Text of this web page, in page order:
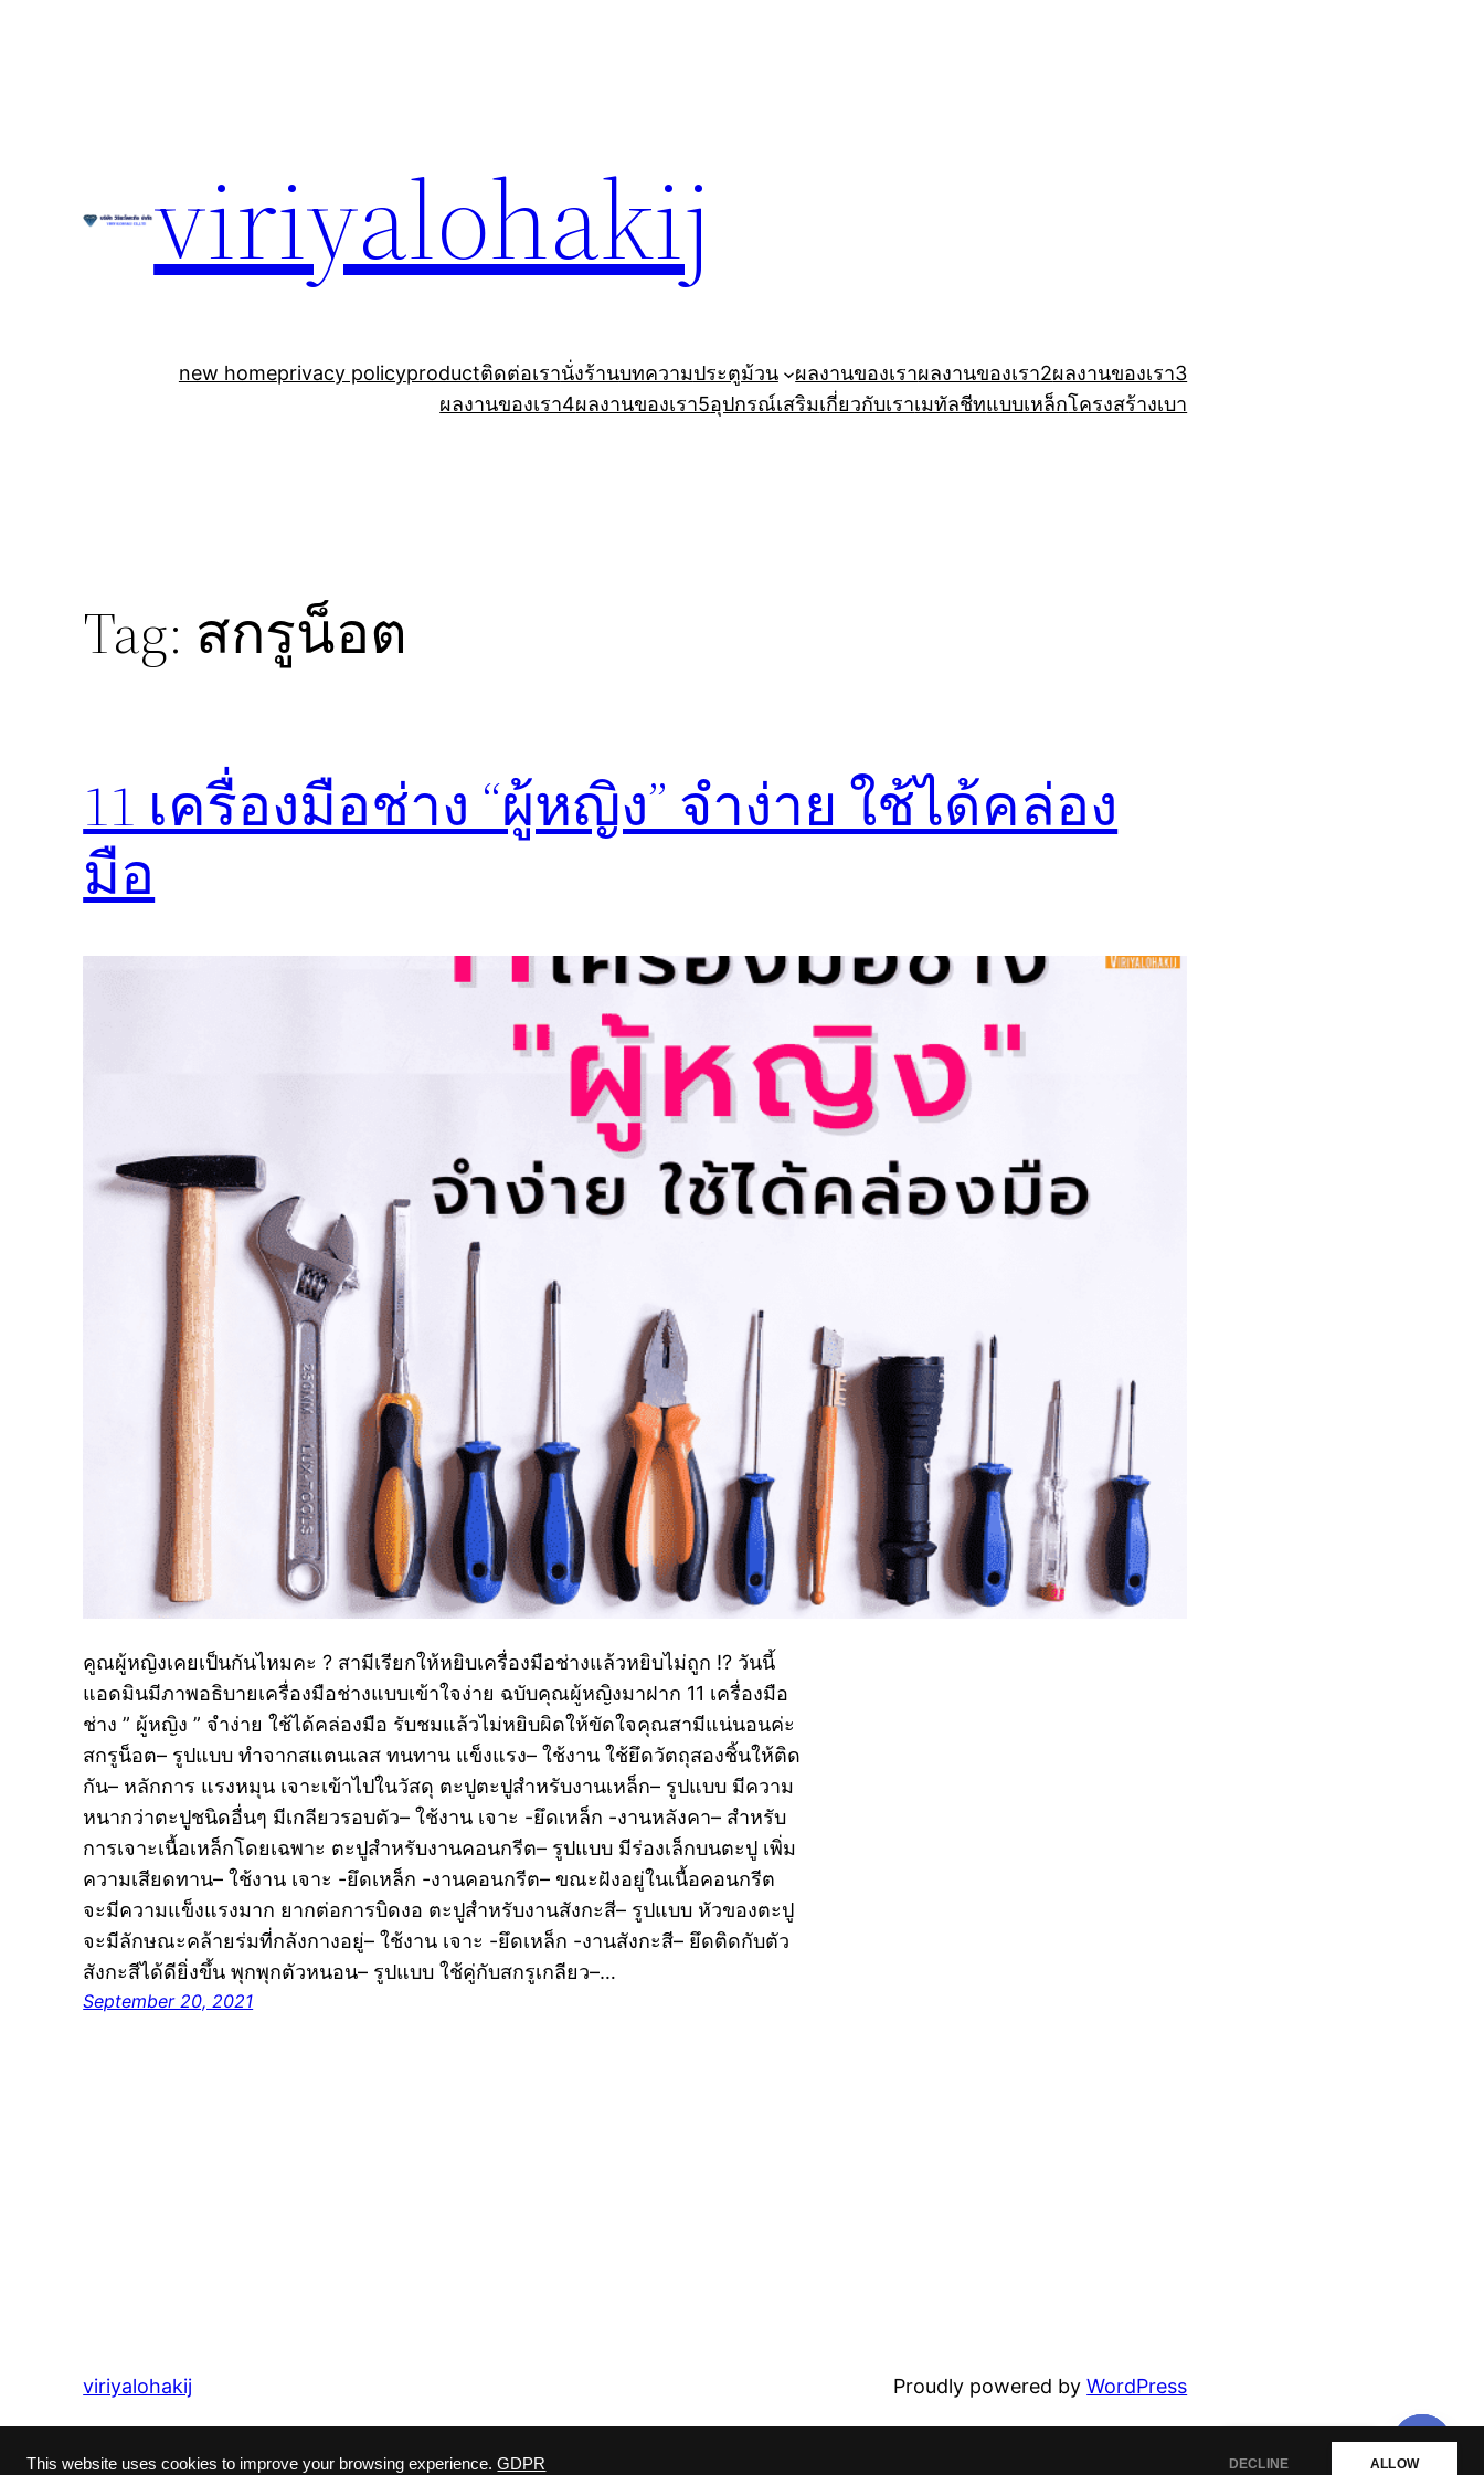
This website uses cookies to improve your browsing experience. GDPR DECLINE ALLOW
viriyalohakij
new homeprivacy policyproductติดต่อเรานั่งร้านบทความประตูม้วน ผลงานของเราผลงานของเรา2ผลงานของเรา3
ผลงานของเรา4ผลงานของเรา5อุปกรณ์เสริมเกี่ยวกับเราเมทัลชีทแบบเหล็กโครงสร้างเบา
Tag: สกรูน็อต
11 เครื่องมือช่าง “ผู้หญิง” จำง่าย ใช้ได้คล่อง
มือ
คูณผู้หญิงเคยเป็นกันไหมคะ ? สามีเรียกให้หยิบเครื่องมือช่างแล้วหยิบไม่ถูก ⁉ วันนี้
แอดมินมีภาพอธิบายเครื่องมือช่างแบบเข้าใจง่าย ฉบับคุณผู้หญิงมาฝาก 11 เครื่องมือ
ช่าง ” ผู้หญิง ” จำง่าย ใช้ได้คล่องมือ รับชมแล้วไม่หยิบผิดให้ขัดใจคุณสามีแน่นอนค่ะ
สกรูน็อต– รูปแบบ ทำจากสแตนเลส ทนทาน แข็งแรง– ใช้งาน ใช้ยึดวัตถุสองชิ้นให้ติด
กัน– หลักการ แรงหมุน เจาะเข้าไปในวัสดุ ตะปูตะปูสำหรับงานเหล็ก– รูปแบบ มีความ
หนากว่าตะปูชนิดอื่นๆ มีเกลียวรอบตัว– ใช้งาน เจาะ -ยึดเหล็ก -งานหลังคา– สำหรับ
การเจาะเนื้อเหล็กโดยเฉพาะ ตะปูสำหรับงานคอนกรีต– รูปแบบ มีร่องเล็กบนตะปู เพิ่ม
ความเสียดทาน– ใช้งาน เจาะ -ยึดเหล็ก -งานคอนกรีต– ขณะฝังอยู่ในเนื้อคอนกรีต
จะมีความแข็งแรงมาก ยากต่อการบิดงอ ตะปูสำหรับงานสังกะสี– รูปแบบ หัวของตะปู
จะมีลักษณะคล้ายร่มที่กลังกางอยู่– ใช้งาน เจาะ -ยึดเหล็ก -งานสังกะสี– ยึดติดกับตัว
สังกะสีได้ดียิ่งขึ้น พุกพุกตัวหนอน– รูปแบบ ใช้คู่กับสกรูเกลียว–…
September 20, 2021
viriyalohakij Proudly powered byWordPress
สอบถามเพิ่มเติม